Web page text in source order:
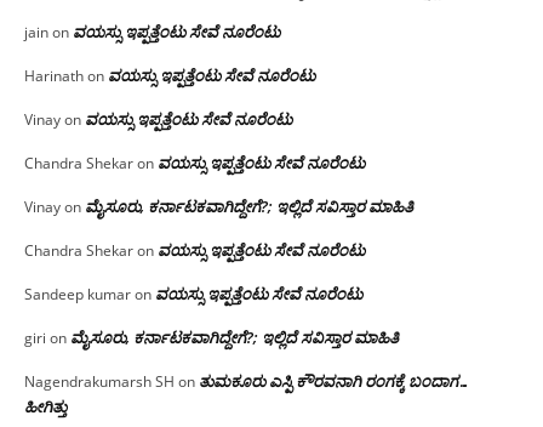
jainon ವಯಸ್ಸು ಇಪ್ಪತ್ತೆಂಟು ಸೇವೆ ನೂರೆಂಟು
Harinathon ವಯಸ್ಸು ಇಪ್ಪತ್ತೆಂಟು ಸೇವೆ ನೂರೆಂಟು
Vinayon ವಯಸ್ಸು ಇಪ್ಪತ್ತೆಂಟು ಸೇವೆ ನೂರೆಂಟು
Chandra Shekaron ವಯಸ್ಸು ಇಪ್ಪತ್ತೆಂಟು ಸೇವೆ ನೂರೆಂಟು
Vinayon ಮೈಸೂರು, ಕರ್ನಾಟಕವಾಗಿದ್ದೇಗೆ?; ಇಲ್ಲಿದೆ ಸವಿಸ್ತಾರ ಮಾಹಿತಿ
Chandra Shekaron ವಯಸ್ಸು ಇಪ್ಪತ್ತೆಂಟು ಸೇವೆ ನೂರೆಂಟು
Sandeep kumaron ವಯಸ್ಸು ಇಪ್ಪತ್ತೆಂಟು ಸೇವೆ ನೂರೆಂಟು
giri on ಮೈಸೂರು, ಕರ್ನಾಟಕವಾಗಿದ್ದೇಗೆ?; ಇಲ್ಲಿದೆ ಸವಿಸ್ತಾರ ಮಾಹಿತಿ
Nagendrakumarsh SH on ತುಮಕೂರು ಎಸ್ಪಿ ಕೌರವನಾಗಿ ರಂಗಕ್ಕೆ ಬಂದಾಗ…
ಹೀಗಿತ್ತು